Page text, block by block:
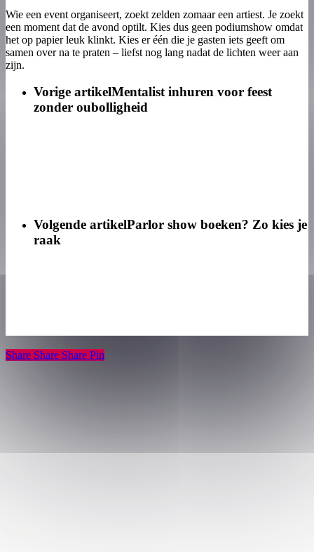
Wie een event organiseert, zoekt zelden zomaar een artiest. Je zoekt
een moment dat de avond optilt. Kies dus geen podiumshow omdat
het op papier leuk klinkt. Kies er één die je gasten iets geeft om
samen over na te praten – liefst nog lang nadat de lichten weer aan
zijn.
Vorige artikelMentalist inhuren voor feest
zonder oubolligheid
Volgende artikelParlor show boeken? Zo kies je
raak
Share
Share Share Share Pin